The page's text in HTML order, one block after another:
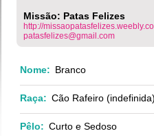
Missão: Patas Felizes
http://
patasfelizes@gmail.com
Nome: Branco
Raça: Cão Rafeiro (indefinida)
Pêlo: Curto e Sedoso